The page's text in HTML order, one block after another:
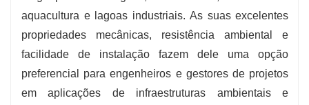
-Resistência à tracção:≥ 25 MPa (varia
consoante a espessura)
-Alongamento na Ruptura:
≥ 700%,
apresentando flexibilidade de primeira linha
-Densidade:Aproximadamente 0,94 g/cm³
aquacultura e lagoas industriais. As suas excelentes
propriedades mecânicas, resistência ambiental e
facilidade de instalação fazem dele uma opção
preferencial para engenheiros e gestores de projetos
em aplicações de infraestruturas ambientais e